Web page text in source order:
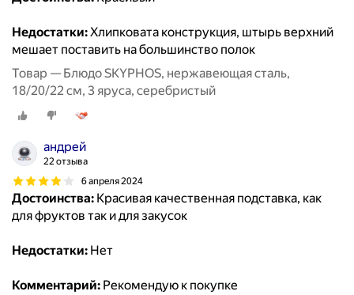
Недостатки:Хлипковата конструкция, штырь верхний
мешает поставить на большинство полок
Товар — Блюдо SKYPHOS, нержавеющая сталь,
18/20/22 см, 3 яруса, серебристый
aндрей
22 отзыва
6 апреля 2024
Достоинства: Красивая качественная подставка, как
для фруктов так и для закусок
Недостатки: Нет
Комментарий: Рекомендую к покупке